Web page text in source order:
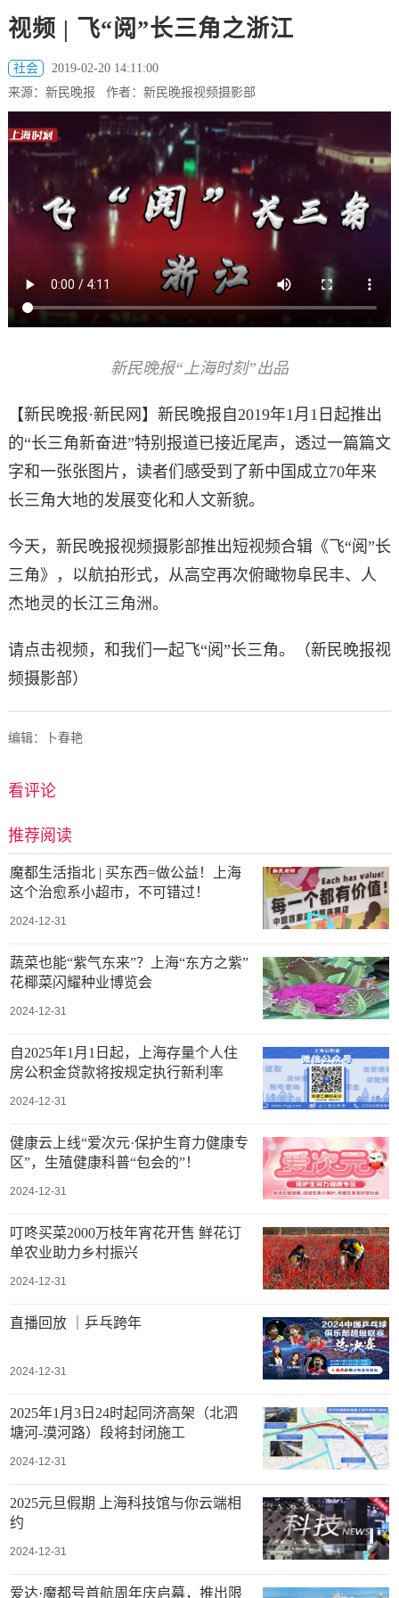
视频 | 飞“阅”长三角之浙江
社会
2019-02-20 14:11:00
来源：新民晚报 作者：新民晚报视频摄影部
新民晚报“上海时刻”出品
【新民晚报·新民网】新民晚报自2019年1月1日起推出
的“长三角新奋进”特别报道已接近尾声，透过一篇篇文
字和一张张图片，读者们感受到了新中国成立70年来
长三角大地的发展变化和人文新貌。
今天，新民晚报视频摄影部推出短视频合辑《飞“阅”长
三角》，以航拍形式，从高空再次俯瞰物阜民丰、人
杰地灵的长江三角洲。
请点击视频，和我们一起飞“阅”长三角。（新民晚报视
频摄影部）
编辑：卜春艳
看评论
推荐阅读
魔都生活指北 | 买东西=做公益！上海
这个治愈系小超市，不可错过！
2024-12-31
蔬菜也能“紫气东来”？上海“东方之紫”
花椰菜闪耀种业博览会
2024-12-31
自2025年1月1日起，上海存量个人住
房公积金贷款将按规定执行新利率
2024-12-31
健康云上线“爱次元·保护生育力健康专
区”，生殖健康科普“包会的”！
2024-12-31
叮咚买菜2000万枝年宵花开售 鲜花订
单农业助力乡村振兴
2024-12-31
直播回放 ｜乒乓跨年
2024-12-31
2025年1月3日24时起同济高架（北泗
塘河-漠河路）段将封闭施工
2024-12-31
2025元旦假期 上海科技馆与你云端相
约
2024-12-31
爱达·魔都号首航周年庆启幕，推出限